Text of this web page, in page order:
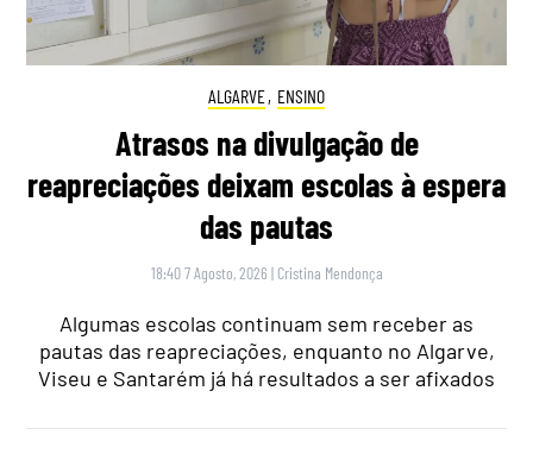
ALGARVE, ENSINO
Atrasos na divulgação de
reapreciações deixam escolas à espera
das pautas
18:40 7 Agosto, 2026 | Cristina Mendonça
Algumas escolas continuam sem receber as
pautas das reapreciações, enquanto no Algarve,
Viseu e Santarém já há resultados a ser afixados